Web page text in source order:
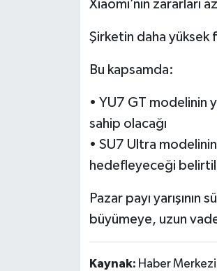
Xiaomi’nin zararları
Şirketin daha yüksek
Bu kapsamda:
• YU7 GT modelinin
sahip olacağı
• SU7 Ultra
hedefleyeceği
Pazar payı
büyümeye, uzun
Kaynak: Haber Merkezi